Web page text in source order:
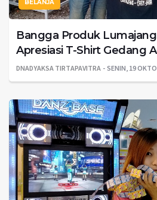
BELANJA
Bangga Produk
Apresiasi T-Shirt Gedang
DNADYAKSA TIRTAPAVITRA SENIN, 19